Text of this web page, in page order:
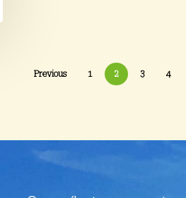
Previous 1 2 3 4